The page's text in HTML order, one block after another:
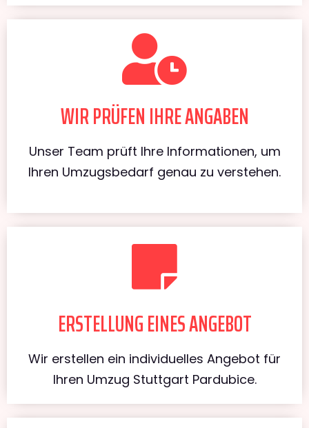
WIR PRÜFEN IHRE ANGABEN
Unser Team prüft Ihre Informationen, um
Ihren Umzugsbedarf genau zu verstehen.
ERSTELLUNG EINES ANGEBOT
Wir erstellen ein individuelles Angebot für
Ihren Umzug Stuttgart Pardubice.